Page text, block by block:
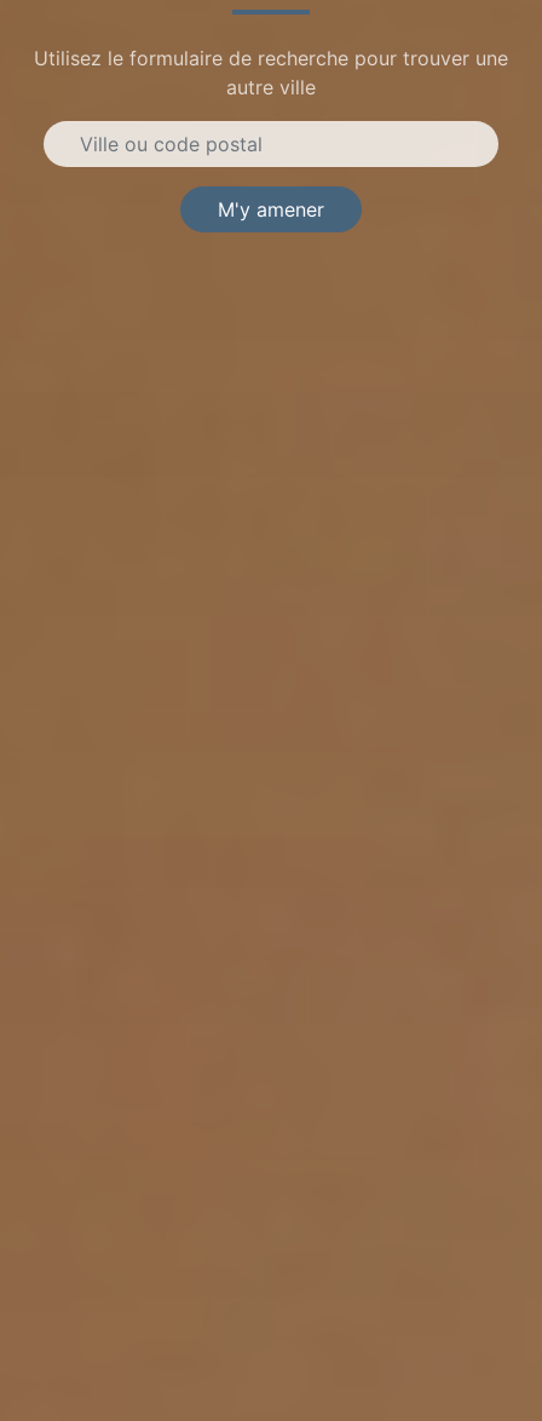
Utilisez le formulaire de recherche pour trouver une
autre ville
M'y amener